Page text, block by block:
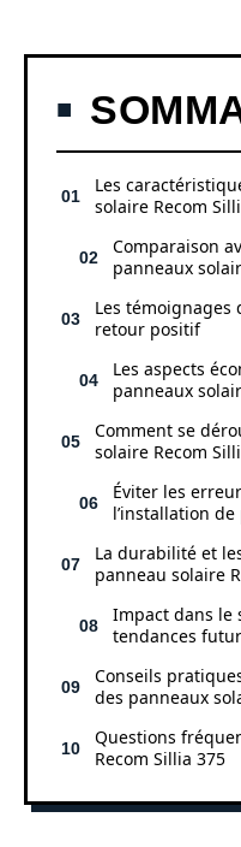
Les
solaire Recom
Comparaison
panneaux
Les témoignages
retour positif
Les aspects
panneaux
Comment se
solaire Recom
Éviter les
l’installation
La durabilité et
panneau solaire
Impact dans le
tendances
Conseils
des panneaux
Questions
Recom Sillia 375